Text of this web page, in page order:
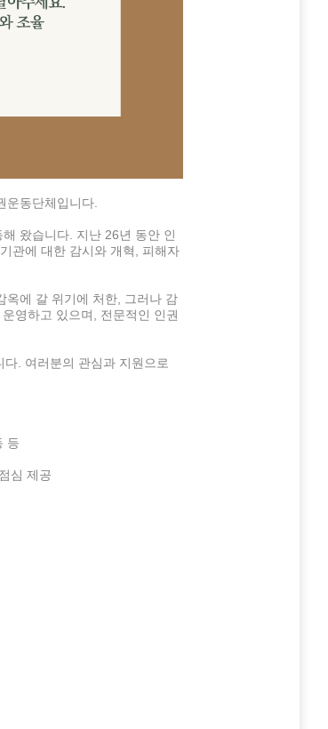
운동단체입니다.
왔습니다. 지난 26년 동안 인
관에 대한 감시와 개혁, 피해자
옥에 갈 위기에 처한, 그러나 감
영하고 있으며, 전문적인 인권
. 여러분의 관심과 지원으로
등
심 제공